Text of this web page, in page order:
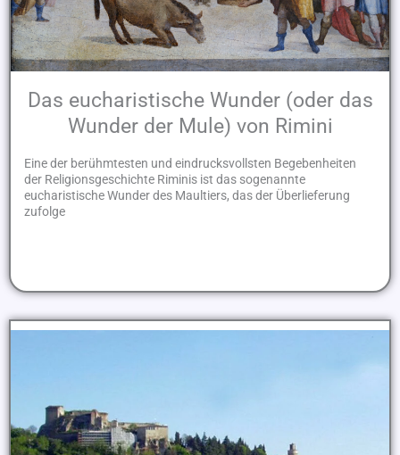
Das eucharistische Wunder (oder das
Wunder der Mule) von Rimini
Eine der berühmtesten und eindrucksvollsten Begebenheiten
der Religionsgeschichte Riminis ist das sogenannte
eucharistische Wunder des Maultiers, das der Überlieferung
zufolge